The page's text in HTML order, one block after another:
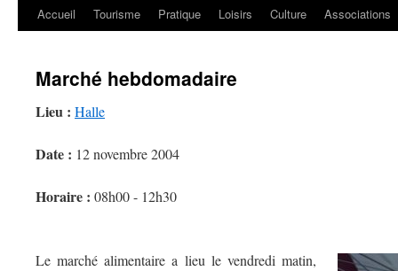
Accueil Tourisme Pratique Loisirs Culture Associations
Marché hebdomadaire
Lieu : Halle
Date : 12 novembre 2004
Horaire : 08h00 - 12h30
Le marché alimentaire a lieu le vendredi matin,